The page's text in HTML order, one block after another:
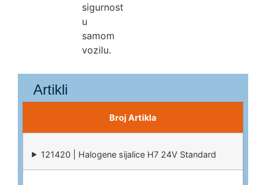
sigurnost
u
samom
vozilu.
Artikli
Broj Artikla
121420 | Halogene sijalice H7 24V Standard